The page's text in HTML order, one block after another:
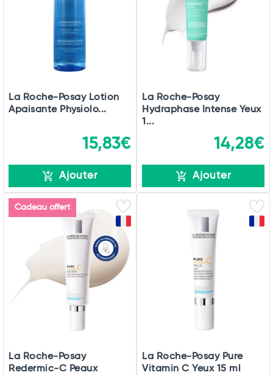
La Roche-Posay Lotion
Apaisante Physiolo...
15,83€
Ajouter
La Roche-Posay
Hydraphase Intense Yeux
1...
14,28€
Ajouter
Cadeau offert
La Roche-Posay
Redermic-C Peaux
La Roche-Posay Pure
Vitamin C Yeux 15 ml